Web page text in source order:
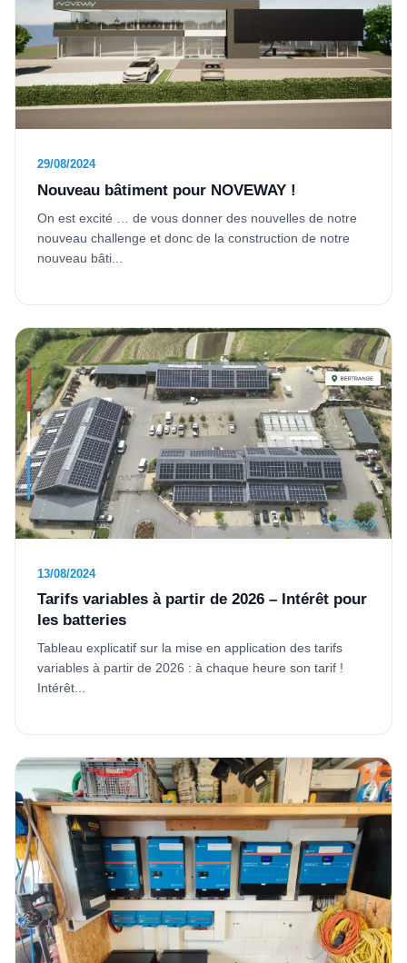
29/08/2024
Nouveau bâtiment pour NOVEWAY !
On est excité … de vous donner des nouvelles de notre
nouveau challenge et donc de la construction de notre
nouveau bâti...
13/08/2024
Tarifs variables à partir de 2026 – Intérêt pour
les batteries
Tableau explicatif sur la mise en application des tarifs
variables à partir de 2026 : à chaque heure son tarif !
Intérêt...